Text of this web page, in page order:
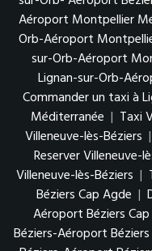
Aéroport Montpellier
Orb-Aéroport
sur-Orb-Aéroport
Lignan-sur-Orb-
Commander un taxi à
Méditerranée | Taxi
Villeneuve-lès-Béziers |
Reserver Villeneuve-
Villeneuve-lès-Béziers |
Béziers Cap Agde |
Aéroport Béziers
Béziers-Aéroport